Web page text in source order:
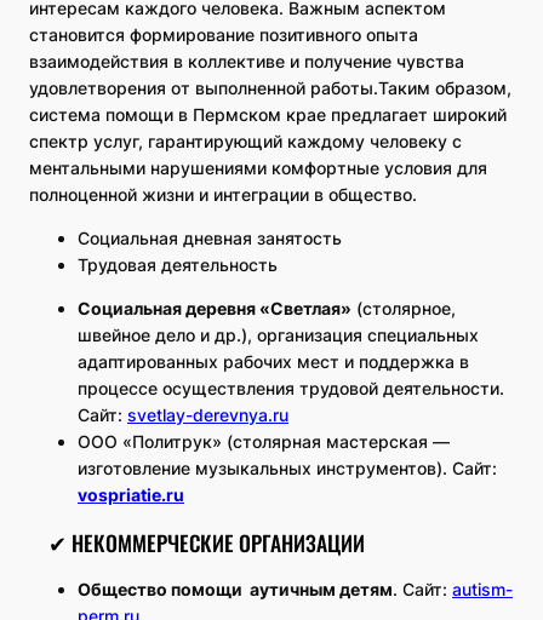
интересам каждого человека. Важным аспектом
становится формирование позитивного опыта
взаимодействия в коллективе и получение чувства
удовлетворения от выполненной работы.Таким образом,
система помощи в Пермском крае предлагает широкий
спектр услуг, гарантирующий каждому человеку с
ментальными нарушениями комфортные условия для
полноценной жизни и интеграции в общество.
Социальная дневная занятость
Трудовая деятельность
Социальная деревня «Светлая» (столярное,
швейное дело и др.), организация специальных
адаптированных рабочих мест и поддержка в
процессе осуществления трудовой деятельности.
Сайт: svetlay-derevnya.ru
ООО «Политрук» (столярная мастерская —
изготовление музыкальных инструментов). Сайт:
vospriatie.ru
✔ НЕКОММЕРЧЕСКИЕ ОРГАНИЗАЦИИ
Общество помощи аутичным детям. Сайт: autism-
perm.ru